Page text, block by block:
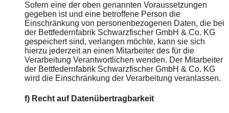
Sofern eine der oben genannten Voraussetzungen
gegeben ist und eine betroffene Person die
Einschränkung von personenbezogenen Daten, die bei
der Bettfedernfabrik Schwarzfischer GmbH & Co. KG
gespeichert sind, verlangen möchte, kann sie sich
hierzu jederzeit an einen Mitarbeiter des für die
Verarbeitung Verantwortlichen wenden. Der Mitarbeiter
der Bettfedernfabrik Schwarzfischer GmbH & Co. KG
wird die Einschränkung der Verarbeitung veranlassen.
f) Recht auf Datenübertragbarkeit